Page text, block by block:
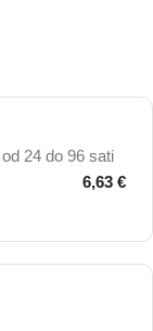
od 24 do 96 sati
6,63 €